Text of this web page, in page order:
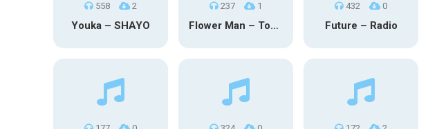
558 2
Youka – SHAYO
237 1
Flower Man – Toby Fox
432 0
Future – Radio